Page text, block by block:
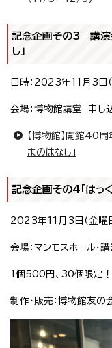
記念企画その3 講演
し」
日時：2023年11月3日
会場：博物館講堂 申し
【博物館】開館40
まのはなし」
記念企画その4「はっ
2023年11月3日（金曜日
会場：マンモスホール・
1個500円、30個限定！
制作・販売：博物館友の